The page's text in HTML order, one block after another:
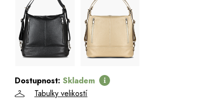
Dostupnost: Skladem
Tabulky velikostí